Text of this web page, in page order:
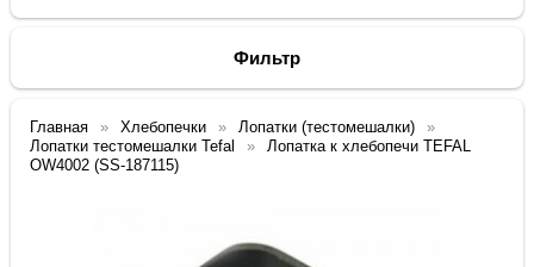
Фильтр
Главная Хлебопечки
Лопатки (тестомешалки)
Лопатки тестомешалки Tefal
Лопатка к хлебопечи TEFAL
OW4002 (SS-187115)